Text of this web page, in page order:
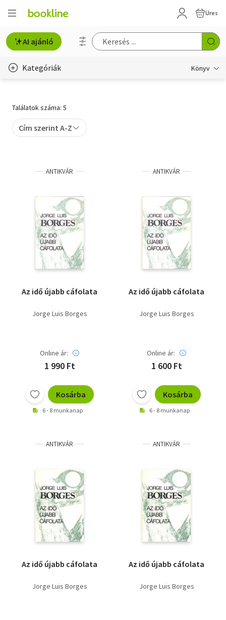
Üres
AI ajánló
Kategóriák Könyv
Gyermek- és ifjúsági
Szakkönyv
Szótár, nyelvkönyv
Tankönyv, segédkönyv
Társadalomtudomány
Természettudomány
Találatok száma: 5
Cím szerint A-Z
ANTIKVÁR
Az idő újabb cáfolata
Jorge Luis Borges
Online ár:
1 990 Ft
Kosárba
6 - 8 munkanap
ANTIKVÁR
Az idő újabb cáfolata
Jorge Luis Borges
Online ár:
1 600 Ft
Kosárba
6 - 8 munkanap
ANTIKVÁR
Az idő újabb cáfolata
Jorge Luis Borges
ANTIKVÁR
Az idő újabb cáfolata
Jorge Luis Borges